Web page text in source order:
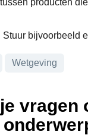
producten
bijvoorbeeld
Wetgeving
vragen